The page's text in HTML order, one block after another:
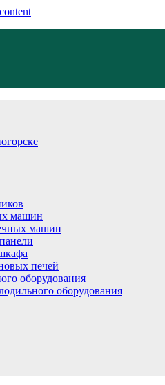
машин
машин
печей
оборудования
оборудования